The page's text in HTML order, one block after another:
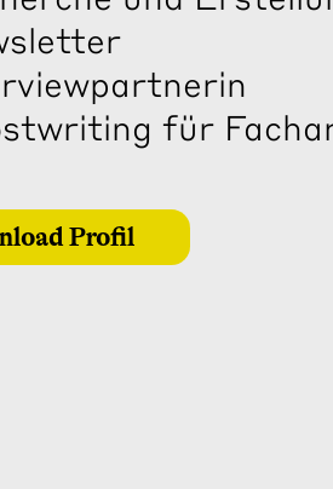
für
Profil